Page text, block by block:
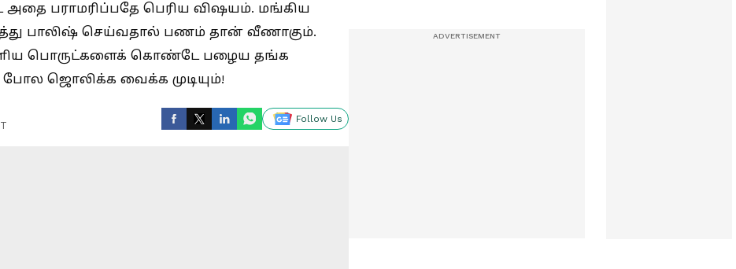
பராமரிப்பதே பெரிய விஷயம். மங்கிய
பாலிஷ் செய்வதால் பணம் தான் வீணாகும்.
பொருட்களைக் கொண்டே பழைய தங்க
போல ஜொலிக்க வைக்க முடியும்!
Follow Us